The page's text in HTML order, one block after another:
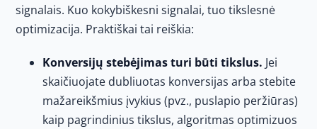
signalais. Kuo kokybiškesni signalai, tuo tikslesnė
optimizacija. Praktiškai tai reiškia:
Konversijų stebėjimas turi būti tikslus. Jei
skaičiuojate dubliuotas konversijas arba stebite
mažareikšmius įvykius (pvz., puslapio peržiūras)
kaip pagrindinius tikslus, algoritmas optimizuos